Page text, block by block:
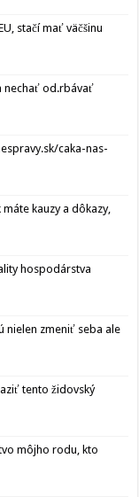
stačí mať väčšinu
nechať od.rbávať
caka-nas-
máte kauzy a dôkazy,
hospodárstva
nielen zmeniť seba ale
tento židovský
môjho rodu, kto